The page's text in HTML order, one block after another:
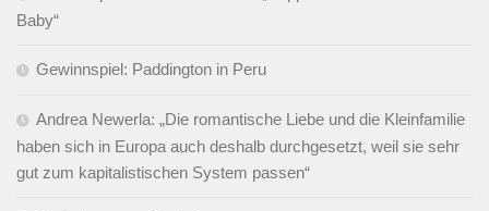
Baby“
Gewinnspiel: Paddington in Peru
Andrea Newerla: „Die romantische Liebe und die Kleinfamilie
haben sich in Europa auch deshalb durchgesetzt, weil sie sehr
gut zum kapitalistischen System passen“